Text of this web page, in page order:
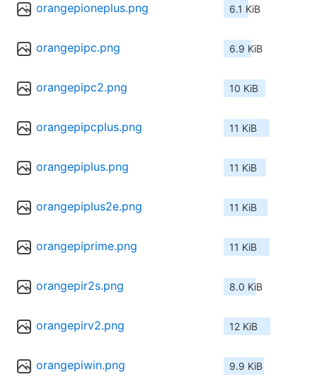
orangepioneplus.png 6.1 KiB
orangepipc.png 6.9 KiB
orangepipc2.png 10 KiB
orangepipcplus.png 11 KiB
orangepiplus.png 11 KiB
orangepiplus2e.png 11 KiB
orangepiprime.png 11 KiB
orangepir2s.png 8.0 KiB
orangepirv2.png 12 KiB
orangepiwin.png 9.9 KiB